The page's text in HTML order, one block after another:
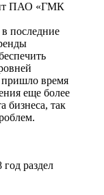
ПАО «ГМК
последние
пришло время
еще более
бизнеса, так
раздел